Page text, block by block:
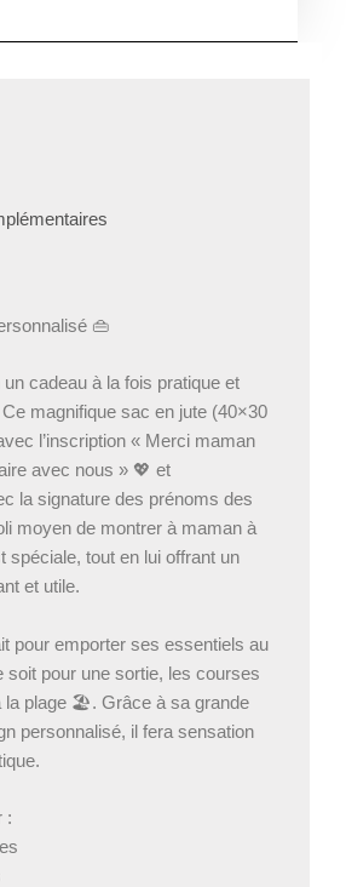
👜
cadeau à la fois pratique et
Ce magnifique sac en jute (40×30
l’inscription « Merci maman
avec nous » 💖 et
la signature des prénoms des
moyen de montrer à maman à
spéciale, tout en lui offrant un
et utile.
pour emporter ses essentiels au
soit pour une sortie, les courses
la plage 🏖️. Grâce à sa grande
personnalisé, il fera sensation
: